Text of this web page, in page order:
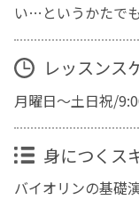
い…というかたで
レッスンス
月曜日〜土日祝/
身につくス
バイオリンの基礎